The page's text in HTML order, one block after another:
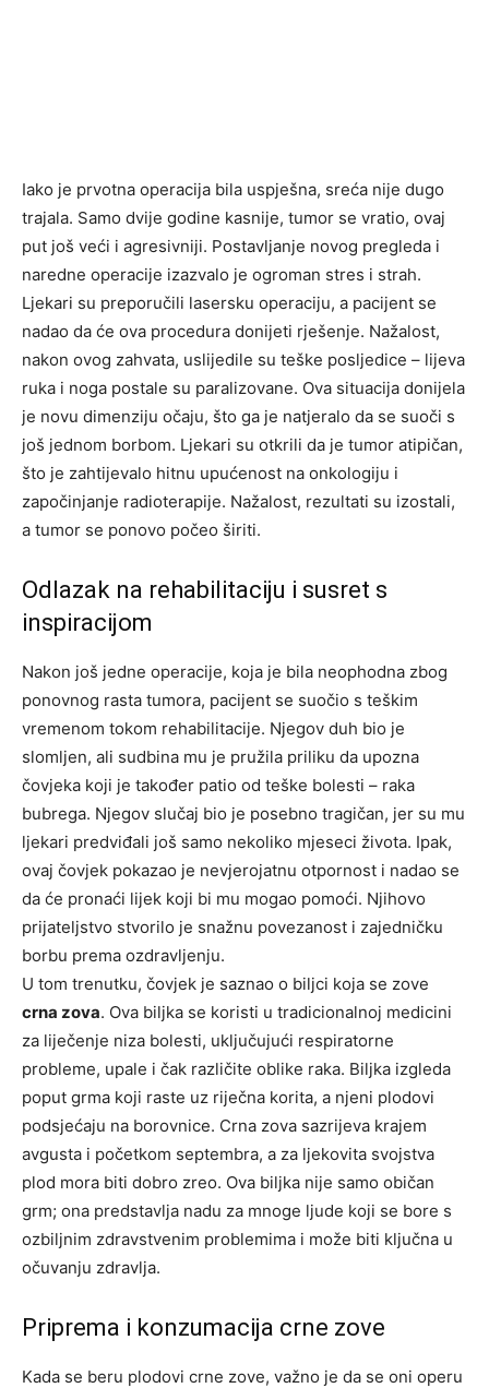
Iako je prvotna operacija bila uspješna, sreća nije dugo
trajala. Samo dvije godine kasnije, tumor se vratio, ovaj
put još veći i agresivniji. Postavljanje novog pregleda i
naredne operacije izazvalo je ogroman stres i strah.
Ljekari su preporučili lasersku operaciju, a pacijent se
nadao da će ova procedura donijeti rješenje. Nažalost,
nakon ovog zahvata, uslijedile su teške posljedice – lijeva
ruka i noga postale su paralizovane. Ova situacija donijela
je novu dimenziju očaju, što ga je natjeralo da se suoči s
još jednom borbom. Ljekari su otkrili da je tumor atipičan,
što je zahtijevalo hitnu upućenost na onkologiju i
započinjanje radioterapije. Nažalost, rezultati su izostali,
a tumor se ponovo počeo širiti.
Odlazak na rehabilitaciju i susret s
inspiracijom
Nakon još jedne operacije, koja je bila neophodna zbog
ponovnog rasta tumora, pacijent se suočio s teškim
vremenom tokom rehabilitacije. Njegov duh bio je
slomljen, ali sudbina mu je pružila priliku da upozna
čovjeka koji je također patio od teške bolesti – raka
bubrega. Njegov slučaj bio je posebno tragičan, jer su mu
ljekari predviđali još samo nekoliko mjeseci života. Ipak,
ovaj čovjek pokazao je nevjerojatnu otpornost i nadao se
da će pronaći lijek koji bi mu mogao pomoći. Njihovo
prijateljstvo stvorilo je snažnu povezanost i zajedničku
borbu prema ozdravljenju.
U tom trenutku, čovjek je saznao o biljci koja se zove
crna zova. Ova biljka se koristi u tradicionalnoj medicini
za liječenje niza bolesti, uključujući respiratorne
probleme, upale i čak različite oblike raka. Biljka izgleda
poput grma koji raste uz riječna korita, a njeni plodovi
podsjećaju na borovnice. Crna zova sazrijeva krajem
avgusta i početkom septembra, a za ljekovita svojstva
plod mora biti dobro zreo. Ova biljka nije samo običan
grm; ona predstavlja nadu za mnoge ljude koji se bore s
ozbiljnim zdravstvenim problemima i može biti ključna u
očuvanju zdravlja.
Priprema i konzumacija crne zove
Kada se beru plodovi crne zove, važno je da se oni operu